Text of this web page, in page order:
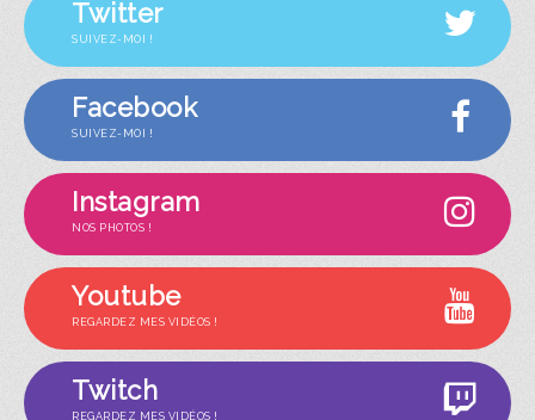
Twitter
SUIVEZ-MOI !
Facebook
SUIVEZ-MOI !
Instagram
NOS PHOTOS !
Youtube
REGARDEZ MES VIDÉOS !
Twitch
REGARDEZ MES VIDÉOS !